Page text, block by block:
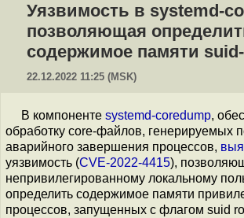
Уязвимость в systemd-
позволяющая
содержимое памяти
22.12.2022 11:25 (MSK)
В компоненте systemd-coredump,
обработку core-файлов, генерируемых
аварийного завершения процессов,
уязвимость (CVE-2022-4415),
непривилегированному локальному
определить содержимое памяти
процессов, запущенных с флагом suid